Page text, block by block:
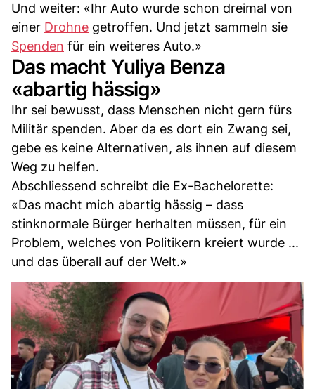
Und weiter: «Ihr Auto wurde schon dreimal von
einer Drohne getroffen. Und jetzt sammeln sie
Spenden für ein weiteres Auto.»
Das macht Yuliya Benza
«abartig hässig»
Ihr sei bewusst, dass Menschen nicht gern fürs
Militär spenden. Aber da es dort ein Zwang sei,
gebe es keine Alternativen, als ihnen auf diesem
Weg zu helfen.
Abschliessend schreibt die Ex-Bachelorette:
«Das macht mich abartig hässig – dass
stinknormale Bürger herhalten müssen, für ein
Problem, welches von Politikern kreiert wurde ...
und das überall auf der Welt.»